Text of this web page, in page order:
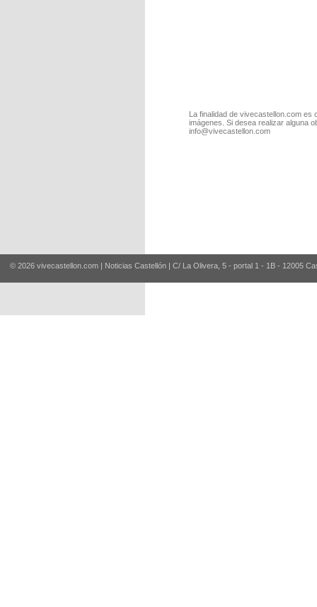
La finalidad de vivecastellon.com
imágenes. Si desea realizar alguna
info@vivecastellon.com
© 2026 vivecastellon.com | Noticias Castellón | C/ La Olivera, 5 - portal 1 - 1B - 12005